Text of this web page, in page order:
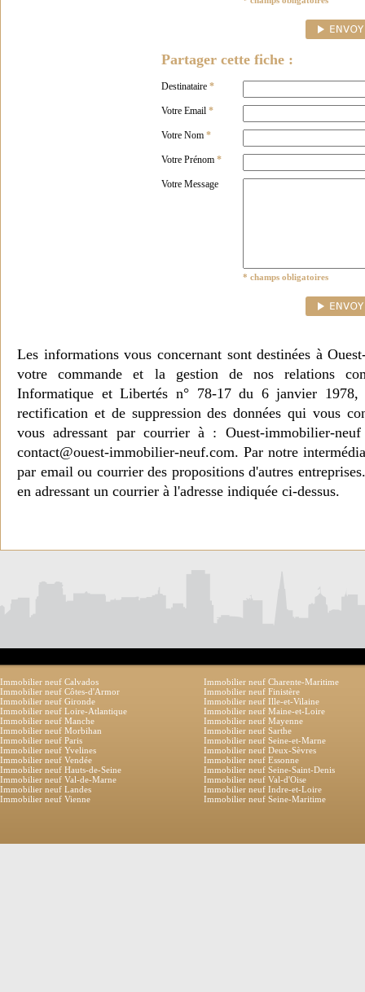
Partager cette fiche :
Destinataire *
Votre Email *
Votre Nom *
Votre Prénom *
Votre Message
* champs obligatoires
Les informations vous concernant sont destinées à
votre commande et la gestion de nos relations
Informatique et Libertés n° 78-17 du 6 janvier 1978,
rectification et de suppression des données qui vous
vous adressant par courrier à : Ouest-immobilier-
contact@ouest-immobilier-neuf.com. Par notre
par email ou courrier des propositions d'autres
en adressant un courrier à l'adresse indiquée ci-dessus.
Immobilier neuf Calvados
Immobilier neuf Charente-Maritime
Immobilier neuf Côtes-d'Armor
Immobilier neuf Finistère
Immobilier neuf Gironde
Immobilier neuf Ille-et-Vilaine
Immobilier neuf Loire-Atlantique
Immobilier neuf Maine-et-Loire
Immobilier neuf Manche
Immobilier neuf Mayenne
Immobilier neuf Morbihan
Immobilier neuf Sarthe
Immobilier neuf Paris
Immobilier neuf Seine-et-Marne
Immobilier neuf Yvelines
Immobilier neuf Deux-Sèvres
Immobilier neuf Vendée
Immobilier neuf Essonne
Immobilier neuf Hauts-de-Seine
Immobilier neuf Seine-Saint-Denis
Immobilier neuf Val-de-Marne
Immobilier neuf Val-d'Oise
Immobilier neuf Landes
Immobilier neuf Indre-et-Loire
Immobilier neuf Vienne
Immobilier neuf Seine-Maritime